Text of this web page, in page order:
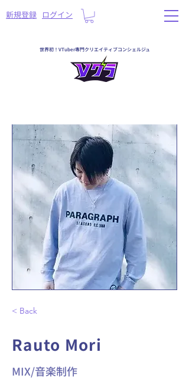
​新規登録 ログイン
世界初！VTuber専門クリエイティブコンシェルジュ
< Back
Rauto Mori
MIX/音楽制作